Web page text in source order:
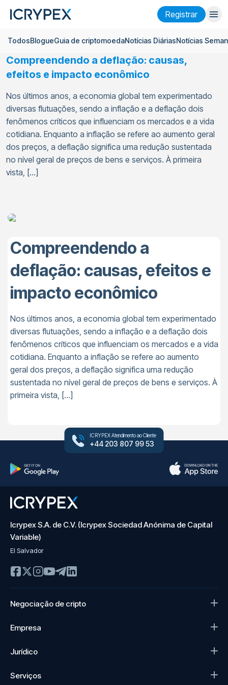
Registrar
Entrar Registrar
Empresa
Pesquisar
Ajuda
Futurosx50
TodosBlogueGuia de criptomoedaNotícias DiáriasNotícias
Compreendendo a deflação: causas,
efeitos e impacto econômico
Nos últimos anos, a economia global tem experimentado
diversas flutuações, sendo a inflação e a deflação dois
fenômenos críticos que influenciam os mercados e a vida
cotidiana. Enquanto a inflação se refere ao aumento geral
dos preços, a deflação significa uma redução sustentada
no nível geral de preços de bens e serviços. À primeira
vista, […]
Compreendendo a
deflação: causas, efeitos e
impacto econômico
Nos últimos anos, a economia global tem experimentado
diversas flutuações, sendo a inflação e a deflação dois
fenômenos críticos que influenciam os mercados e a vida
cotidiana. Enquanto a inflação se refere ao aumento
geral dos preços, a deflação significa uma redução
sustentada no nível geral de preços de bens e serviços. À
primeira vista, […]
ICRYPEX Atendimento ao Cliente
+44 203 807 99 53
Icrypex S.A. de C.V. (Icrypex Sociedad Anónima de Capital
Variable)
El Salvador
Negociação de cripto
Empresa
Jurídico
Serviços